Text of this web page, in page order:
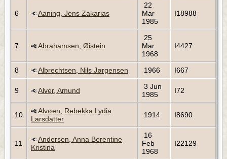
6 Aaning, Jens Zakarias
22
Mar
1985
I18988
7 Abrahamsen, Øistein
25
Mar
1968
I4427
8 Albrechtsen, Nils Jørgensen 1966 I667
9 Alver, Amund
3 Jun
1985
I72
10
Alvøen, Rebekka Lydia
Larsdatter
1914 I8690
11
Andersen, Anna Berentine
Kristina
16
Feb
1968
I22129